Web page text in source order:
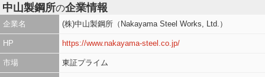
中山製鋼所の企業情報
企業名 (株)中山製鋼所（Nakayama Steel Works, Ltd.）
HP https://www.nakayama-steel.co.jp/
市場 東証プライム